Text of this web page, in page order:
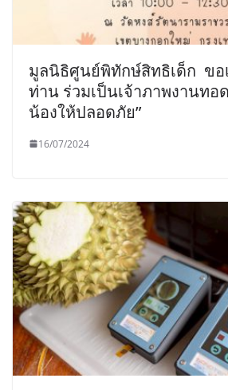
มูลนิธิศูนย์พิทักษ์สิทธิเด็ก ขอ
ท่าน ร่วมเป็นเจ้าภาพงานทอ
น้องให้ปลอดภัย”
16/07/2024